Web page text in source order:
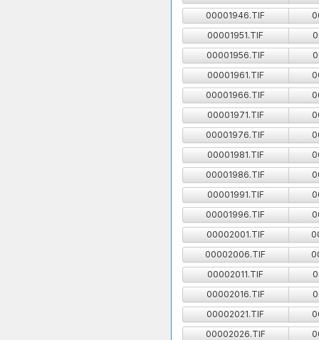
00001946.TIF
00001951.TIF
00001956.TIF
00001961.TIF
00001966.TIF
00001971.TIF
00001976.TIF
00001981.TIF
00001986.TIF
00001991.TIF
00001996.TIF
00002001.TIF
00002006.TIF
00002011.TIF
00002016.TIF
00002021.TIF
00002026.TIF